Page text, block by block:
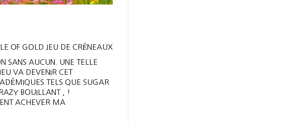
SANS AUCUN. UNE TELLE
VA DEVENIR CET
TELS QUE SUGAR
BOUILLANT , !
ACHEVER MA